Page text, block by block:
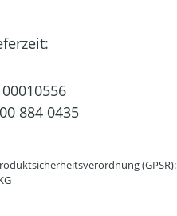
884 0435
(GPSR):